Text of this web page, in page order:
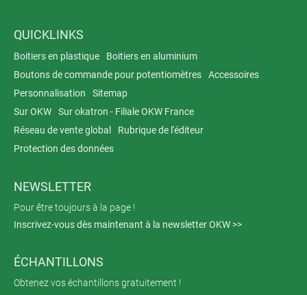
QUICKLINKS
Boitiers en plastique
Boitiers en aluminium
Boutons de commande pour potentiomètres
Accessoires
Personnalisation
Sitemap
Sur OKW
Sur okatron - Filiale OKW France
Réseau de vente global
Rubrique de l'éditeur
Protection des données
NEWSLETTER
Pour être toujours à la page !
Inscrivez-vous dès maintenant à la newsletter OKW >>
ÉCHANTILLONS
Obtenez vos échantillons gratuitement !